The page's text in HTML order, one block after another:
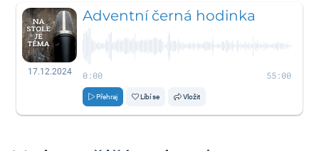
17.12.2024
Adventní černá hodinka
0:00 55:00
Přehraj Líbí se Vložit